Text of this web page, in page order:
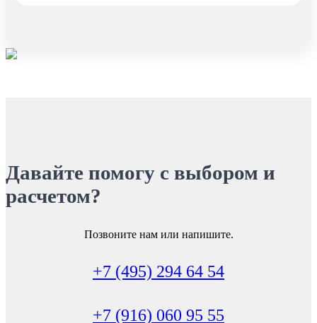
Давайте помогу с выбором и
расчетом?
Позвоните нам или напишите.
+7 (495) 294 64 54
+7 (916) 060 95 55